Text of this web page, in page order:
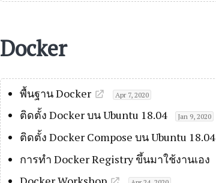
Docker
พื้นฐาน Docker Apr 7, 2020
ติดตั้ง Docker บน Ubuntu 18.04 Jan 9, 2020
ติดตั้ง Docker Compose บน Ubuntu 18.04
การทำ Docker Registry ขึ้นมาใช้งานเอง